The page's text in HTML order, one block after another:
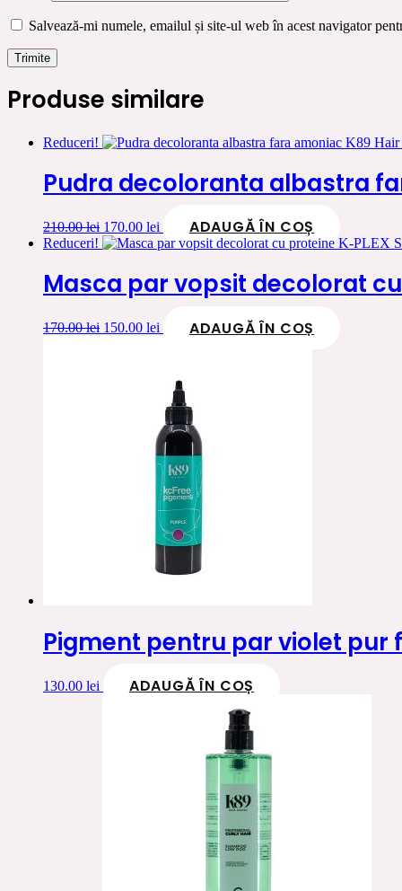
Salvează-mi numele, emailul și site-ul web în acest navigator
Produse similare
Reduceri!
Pudra decoloranta albastra
210.00lei Prețul
inițial
210.00 lei.
170.00 lei Prețul
curent
ADAUGĂ ÎN COȘ
Reduceri!
Masca par vopsit decolorat cu
170.00lei Prețul
150.00 lei PrețulADAUGĂ ÎN COȘ
Pigment pentru par violet pur
130.00 lei ADAUGĂ ÎN COȘ